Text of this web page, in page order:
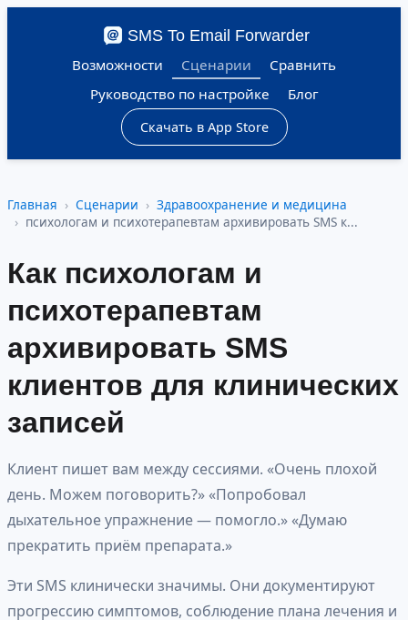
SMS To Email Forwarder
Возможности
Сценарии
Сравнить
Руководство по настройке
Блог
Скачать в App Store
Главная Сценарии
Здравоохранение и медицина
психологам и психотерапевтам архивировать SMS к...
Как психологам и
психотерапевтам
архивировать SMS
клиентов для клинических
записей
Клиент пишет вам между сессиями. «Очень плохой
день. Можем поговорить?» «Попробовал
дыхательное упражнение — помогло.» «Думаю
прекратить приём препарата.»
Эти SMS клинически значимы. Они документируют
прогрессию симптомов, соблюдение плана лечения и